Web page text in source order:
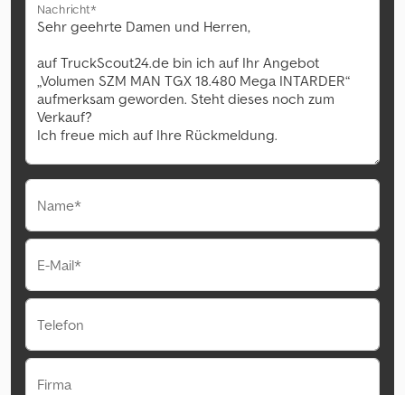
Nachricht*
Name*
E-Mail*
Telefon
Firma